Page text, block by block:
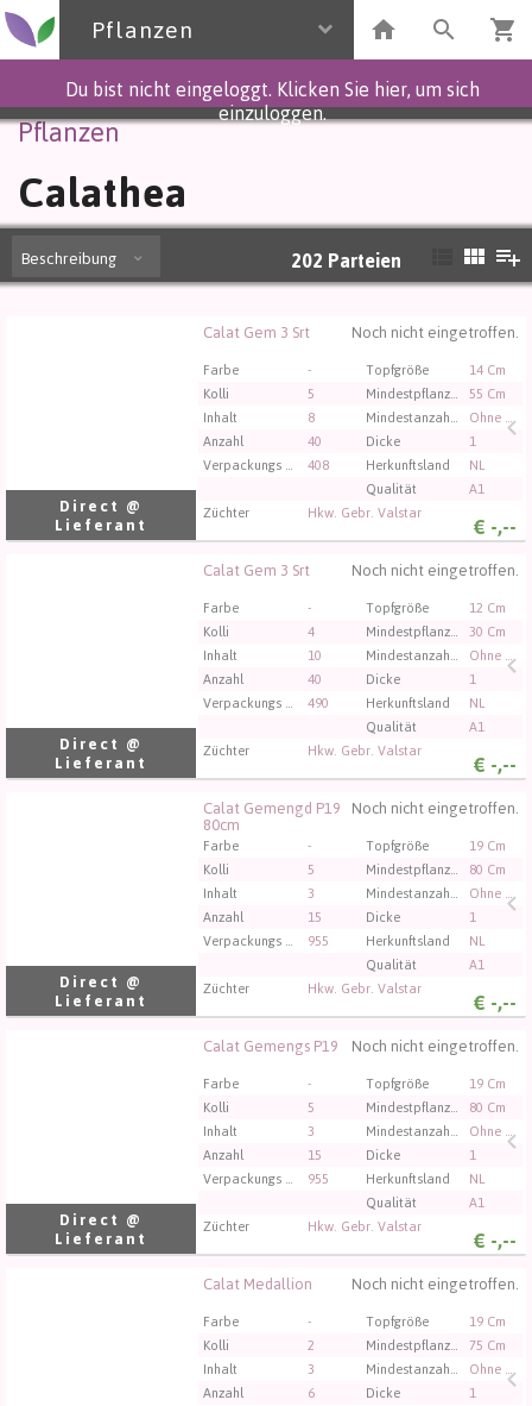
Pflanzen
Du bist nicht eingeloggt. Klicken Sie hier, um sich
einzuloggen.
Pflanzen
Calathea
Beschreibung 202 Parteien
Direct @
Lieferant
Noch nicht eingetroffen.
Calat Gem 3 Srt
Farbe - Topfgröße
14 Cm
Kolli
5 Mindestpflanzenhöhe
55 Cm
Inhalt
8
Anzahl
40 Dicke
1
408 Herkunftsland
NL
Qualität
A1
Züchter
Hkw. Gebr. Valstar
€ -,--
Sie müssen angemeldet sein, um kaufen zu können.
Klicken Sie hier, um sich einzuloggen.
Direct @
Lieferant
Noch nicht eingetroffen.
Calat Gem 3 Srt
Farbe - Topfgröße
12 Cm
Kolli
4 Mindestpflanzenhöhe
30 Cm
Inhalt
10
Anzahl
40 Dicke
1
490 Herkunftsland
NL
Qualität
A1
Züchter
Hkw. Gebr. Valstar
€ -,--
Sie müssen angemeldet sein, um kaufen zu können.
Klicken Sie hier, um sich einzuloggen.
Direct @
Lieferant
Noch nicht eingetroffen.
Calat Gemengd P19
80cm
Farbe - Topfgröße
19 Cm
Kolli
5 Mindestpflanzenhöhe
80 Cm
Inhalt
3
Anzahl
15 Dicke
1
955 Herkunftsland
NL
Qualität
A1
Züchter
Hkw. Gebr. Valstar
€ -,--
Calat Gemengd P19 80cm
Sie müssen angemeldet sein, um kaufen zu können.
Klicken Sie hier, um sich einzuloggen.
Direct @
Lieferant
Noch nicht eingetroffen.
Calat Gemengs P19
Farbe - Topfgröße
19 Cm
Kolli
5 Mindestpflanzenhöhe
80 Cm
Inhalt
3
Anzahl
15 Dicke
1
955 Herkunftsland
NL
Qualität
A1
Züchter
Hkw. Gebr. Valstar
€ -,--
Sie müssen angemeldet sein, um kaufen zu können.
Klicken Sie hier, um sich einzuloggen.
Noch nicht eingetroffen.
Calat Medallion
Farbe - Topfgröße
19 Cm
Kolli
2 Mindestpflanzenhöhe
75 Cm
Inhalt
3
Anzahl
6 Dicke
1
Sie müssen angemeldet sein, um kaufen zu können.
Klicken Sie hier, um sich einzuloggen.